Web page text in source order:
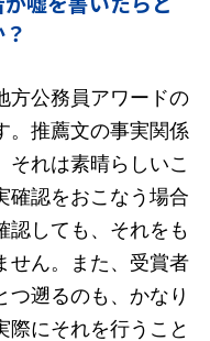
方公務員アワードの
。推薦文の事実関係
それは素晴らしいこ
確認をおこなう場合
認しても、それをも
せん。また、受賞者
つ遡るのも、かなり
際にそれを行うこと